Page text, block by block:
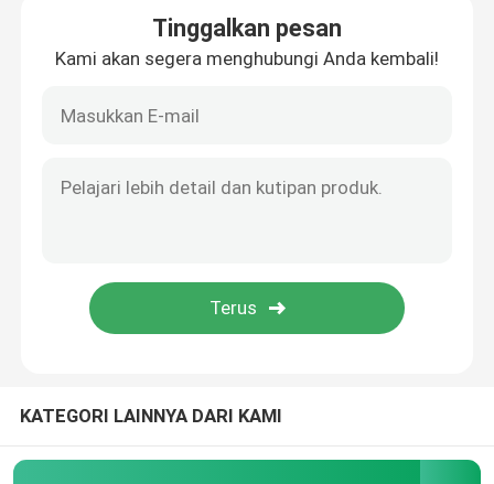
Mencetak Buku Warni
Mencetak Alkitab yang Disesuaikan
Tinggalkan pesan
Kami akan segera menghubungi Anda kembali!
KATEGORI LAINNYA DARI KAMI